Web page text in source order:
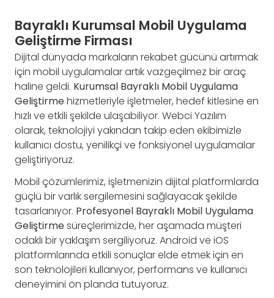
Bayraklı Kurumsal Mobil Uygulama
Geliştirme Firması
Dijital dünyada markaların rekabet gücünü artırmak
için mobil uygulamalar artık vazgeçilmez bir araç
haline geldi. Kurumsal Bayraklı Mobil Uygulama
Geliştirmehizmetleriyle işletmeler, hedef kitlesine en
hızlı ve etkili şekilde ulaşabiliyor. Webci Yazılım
olarak, teknolojiyi yakından takip eden ekibimizle
kullanıcı dostu, yenilikçi ve fonksiyonel uygulamalar
geliştiriyoruz.
Mobil çözümlerimiz, işletmenizin dijital platformlarda
güçlü bir varlık sergilemesini sağlayacak şekilde
tasarlanıyor. Profesyonel Bayraklı Mobil Uygulama
Geliştirmesüreçlerimizde, her aşamada müşteri
odaklı bir yaklaşım sergiliyoruz. Android ve iOS
platformlarında etkili sonuçlar elde etmek için en
son teknolojileri kullanıyor, performans ve kullanıcı
deneyimini ön planda tutuyoruz.